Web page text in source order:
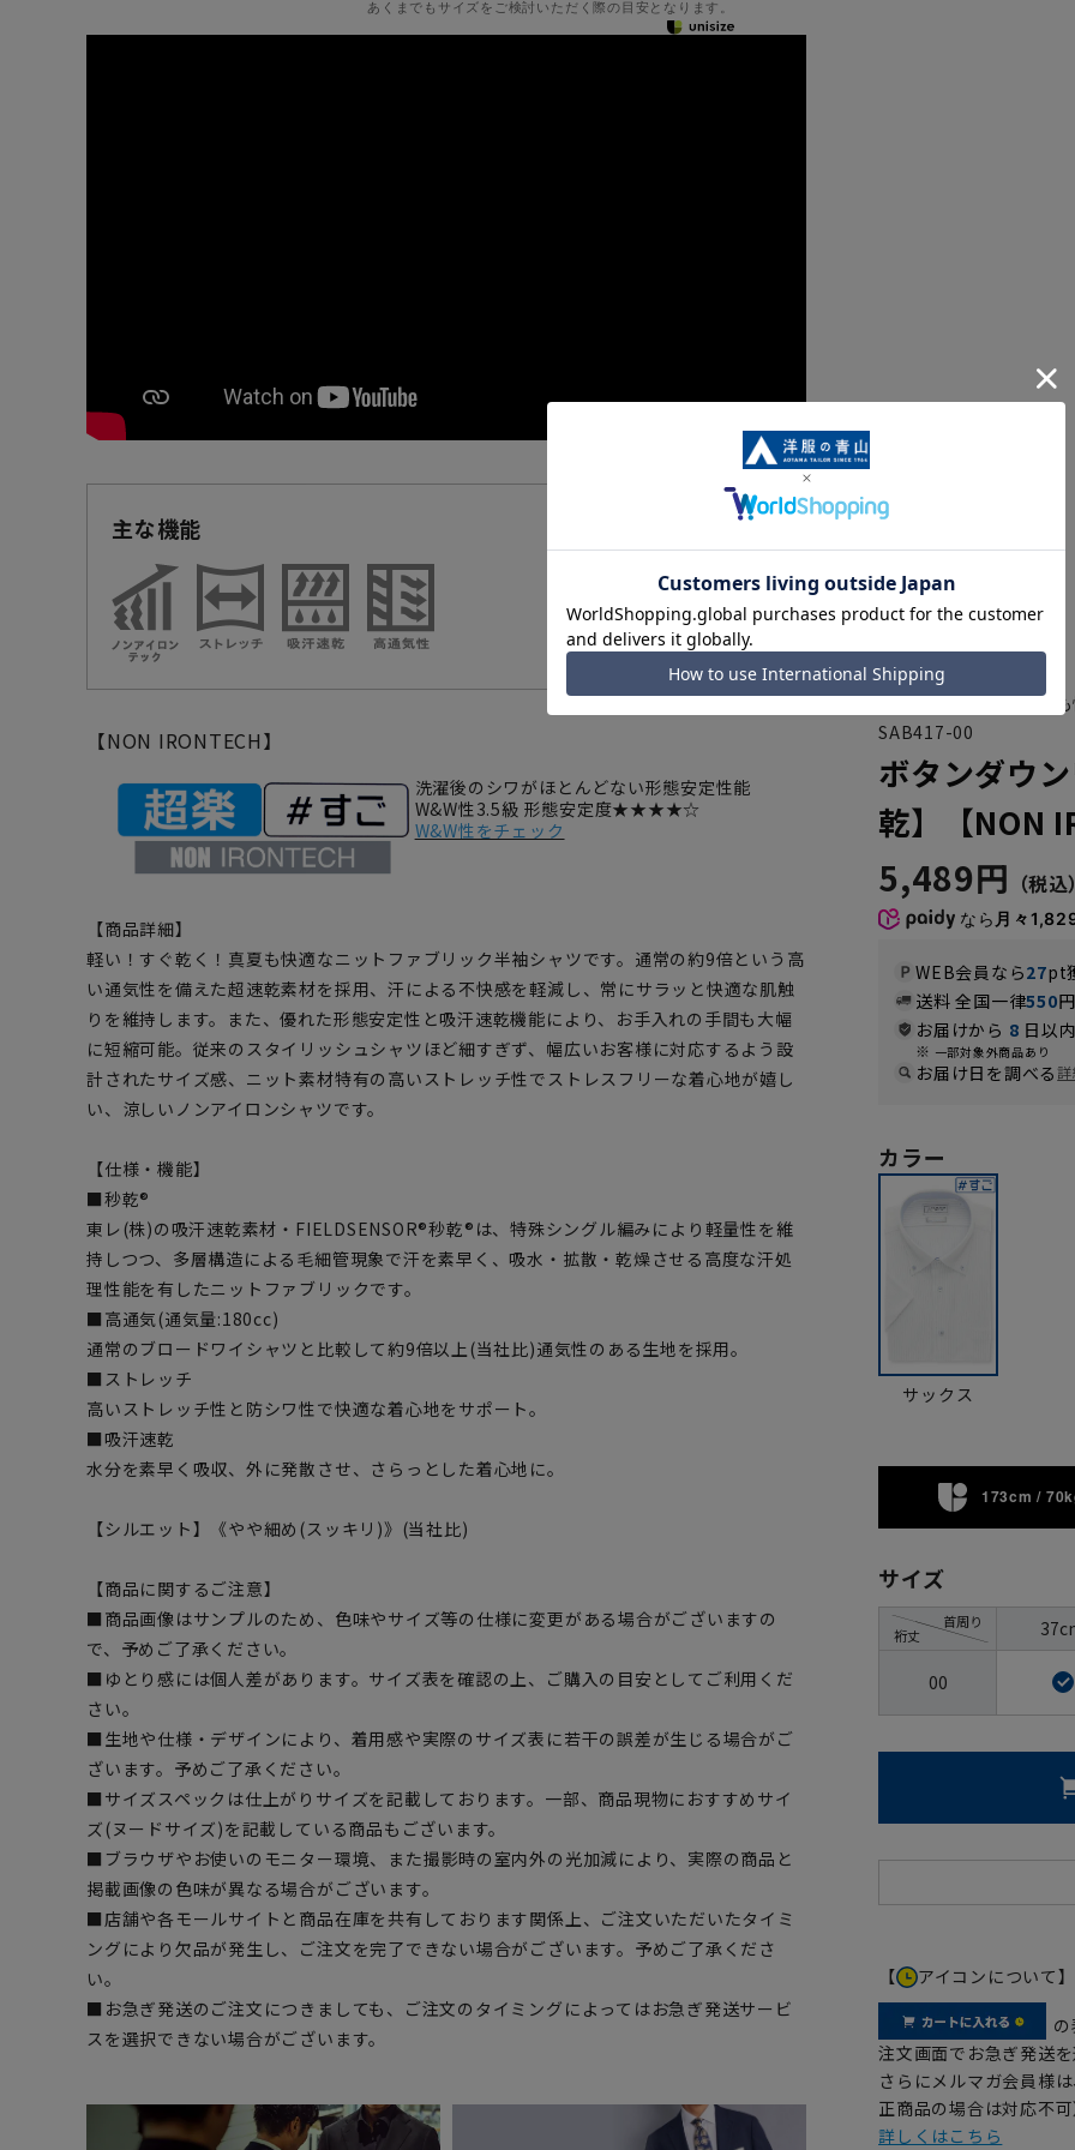
あくまでもサイズをご検討いただく際の目安となります。
主な機能 機能一覧
【NON IRONTECH】
洗濯後のシワがほとんどない形態安定性能
W&W性3.5級 形態安定度★★★★☆
W&W性をチェック
【商品詳細】
軽い！すぐ乾く！真夏も快適なニットファブリック半袖シャツです。通常の約9倍という高
い通気性を備えた超速乾素材を採用、汗による不快感を軽減し、常にサラッと快適な肌触
りを維持します。また、優れた形態安定性と吸汗速乾機能により、お手入れの手間も大幅
に短縮可能。従来のスタイリッシュシャツほど細すぎず、幅広いお客様に対応するよう設
計されたサイズ感、ニット素材特有の高いストレッチ性でストレスフリーな着心地が嬉し
い、涼しいノンアイロンシャツです。
【仕様・機能】
■秒乾®
東レ(株)の吸汗速乾素材・FIELDSENSOR®秒乾®は、特殊シングル編みにより軽量性を維
持しつつ、多層構造による毛細管現象で汗を素早く、吸水・拡散・乾燥させる高度な汗処
理性能を有したニットファブリックです。
■高通気(通気量:180cc)
通常のブロードワイシャツと比較して約9倍以上(当社比)通気性のある生地を採用。
■ストレッチ
高いストレッチ性と防シワ性で快適な着心地をサポート。
■吸汗速乾
水分を素早く吸収、外に発散させ、さらっとした着心地に。
【シルエット】《やや細め(スッキリ)》(当社比)
【商品に関するご注意】
■商品画像はサンプルのため、色味やサイズ等の仕様に変更がある場合がございますの
で、予めご了承ください。
■ゆとり感には個人差があります。サイズ表を確認の上、ご購入の目安としてご利用くだ
さい。
■生地や仕様・デザインにより、着用感や実際のサイズ表に若干の誤差が生じる場合がご
ざいます。予めご了承ください。
■サイズスペックは仕上がりサイズを記載しております。一部、商品現物におすすめサイ
ズ(ヌードサイズ)を記載している商品もございます。
■ブラウザやお使いのモニター環境、また撮影時の室内外の光加減により、実際の商品と
掲載画像の色味が異なる場合がございます。
■店舗や各モールサイトと商品在庫を共有しております関係上、ご注文いただいたタイミ
ングにより欠品が発生し、ご注文を完了できない場合がございます。予めご了承くださ
い。
■お急ぎ発送のご注文につきましても、ご注文のタイミングによってはお急ぎ発送サービ
スを選択できない場合がございます。
軽い！すぐ乾く！真夏
SAB417-00
ボタンダウ
乾】【NON
5,489円
なら 月々
WEB会員なら27pt
送料 全国一律550
お届けから 8 日以
一部対象外商品あり
お届け日を調べる詳
カラー
サックス
173cm /
サイズ
裄丈
首周り
00
【 アイコンについて】
の
注文画面でお急ぎ発送を
さらにメルマガ会員様
正商品の場合は対応不可
詳しくはこちら